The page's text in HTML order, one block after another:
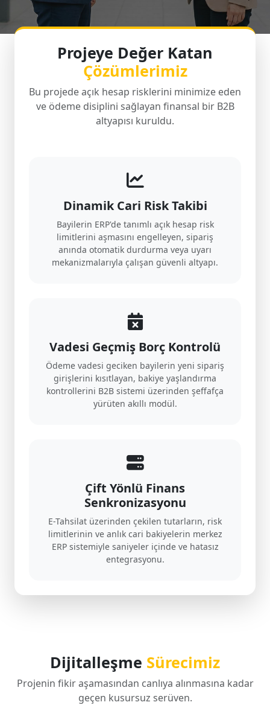
Projeye Değer Katan
Çözümlerimiz
Bu projede açık hesap risklerini minimize eden
ve ödeme disiplini sağlayan finansal bir B2B
altyapısı kuruldu.
Dinamik Cari Risk Takibi
Bayilerin ERP'de tanımlı açık hesap risk
limitlerini aşmasını engelleyen, sipariş
anında otomatik durdurma veya uyarı
mekanizmalarıyla çalışan güvenli altyapı.
Vadesi Geçmiş Borç Kontrolü
Ödeme vadesi geciken bayilerin yeni sipariş
girişlerini kısıtlayan, bakiye yaşlandırma
kontrollerini B2B sistemi üzerinden şeffafça
yürüten akıllı modül.
Çift Yönlü Finans
Senkronizasyonu
E-Tahsilat üzerinden çekilen tutarların, risk
limitlerinin ve anlık cari bakiyelerin merkez
ERP sistemiyle saniyeler içinde ve hatasız
entegrasyonu.
Dijitalleşme Sürecimiz
Projenin fikir aşamasından canlıya alınmasına kadar
geçen kusursuz serüven.